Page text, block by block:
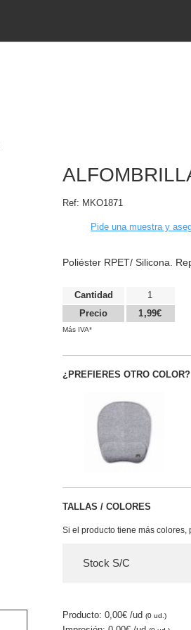
Ref: MKO1871
Pide una muestra y
Poliéster RPET/ Silicona.
Cantidad
Precio
1
1,99€
Más IVA*
¿PREFIERES OTRO COLOR?
TALLAS / COLORES
Si el producto tiene más
Stock S/C
Producto: 0,00€ /ud (0 ud.)